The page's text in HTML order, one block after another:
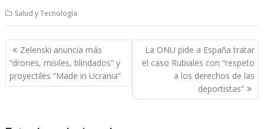
Salud y Tecnología
Navegación
de
entradas
Zelenski anuncia más
“drones, misiles, blindados” y
proyectiles “Made in Ucrania”
La ONU pide a España tratar
el caso Rubiales con “respeto
a los derechos de las
deportistas”